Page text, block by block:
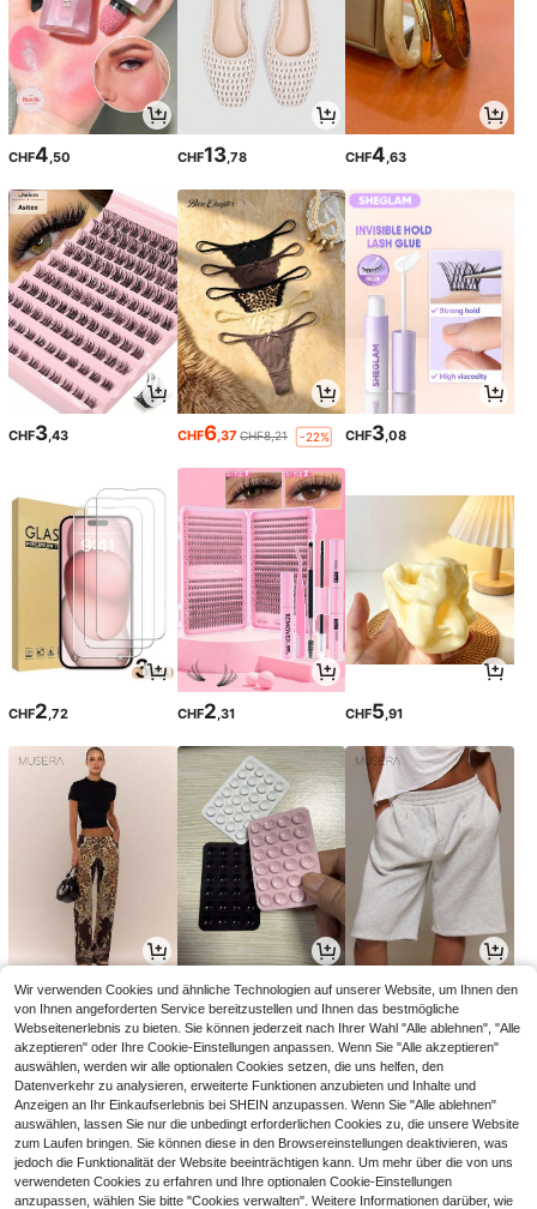
CHF4 ,50 CHF13,78 CHF4 ,63
CHF3,43 CHF6,37 CHF8,21 -22% CHF3,08
CHF2,72 CHF2,31 CHF5,91
CHF 31,99 CHF1,16 CHF15,37
Wir verwenden Cookies und ähnliche Technologien auf unserer Website, um Ihnen den
von Ihnen angeforderten Service bereitzustellen und Ihnen das bestmögliche
Webseitenerlebnis zu bieten. Sie können jederzeit nach Ihrer Wahl "Alle ablehnen", "Alle
akzeptieren" oder Ihre Cookie-Einstellungen anpassen. Wenn Sie "Alle akzeptieren"
auswählen, werden wir alle optionalen Cookies setzen, die uns helfen, den
Datenverkehr zu analysieren, erweiterte Funktionen anzubieten und Inhalte und
Anzeigen an Ihr Einkaufserlebnis bei SHEIN anzupassen. Wenn Sie "Alle ablehnen"
auswählen, lassen Sie nur die unbedingt erforderlichen Cookies zu, die unsere Website
zum Laufen bringen. Sie können diese in den Browsereinstellungen deaktivieren, was
jedoch die Funktionalität der Website beeinträchtigen kann. Um mehr über die von uns
verwendeten Cookies zu erfahren und Ihre optionalen Cookie-Einstellungen
anzupassen, wählen Sie bitte "Cookies verwalten". Weitere Informationen darüber, wie